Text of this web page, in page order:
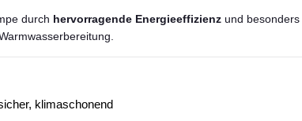
durch hervorragende Energieeffizienz und besonders
klimaschonend